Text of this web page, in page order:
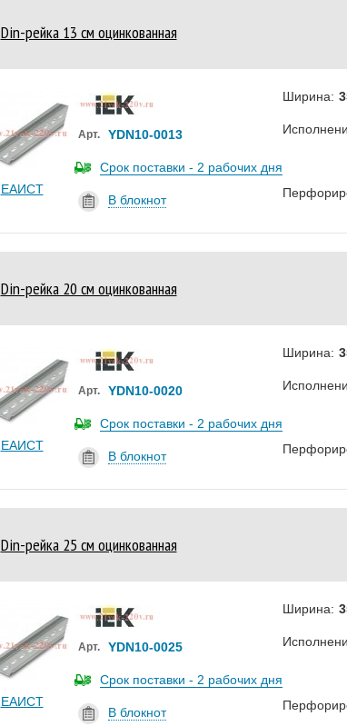
Din-рейка 13 см оцинкованная
ЕАИСТ
Арт. YDN10-0013
Срок поставки - 2 рабочих дня
В блокнот
Ширина:
Din-рейка 20 см оцинкованная
ЕАИСТ
Арт. YDN10-0020
Срок поставки - 2 рабочих дня
В блокнот
Ширина:
Din-рейка 25 см оцинкованная
ЕАИСТ
Арт. YDN10-0025
Срок поставки - 2 рабочих дня
В блокнот
Ширина: